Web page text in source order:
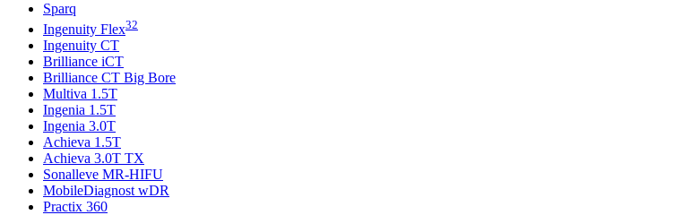
Sparq
Ingenuity Flex32
Ingenuity CT
Brilliance iCT
Brilliance CT Big Bore
Multiva 1.5T
Ingenia 1.5T
Ingenia 3.0T
Achieva 1.5T
Achieva 3.0T TX
Sonalleve MR-HIFU
MobileDiagnost wDR
Practix 360